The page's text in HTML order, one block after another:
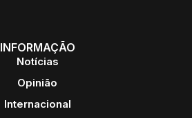
INFORMAÇÃO
Notícias
Opinião
Internacional